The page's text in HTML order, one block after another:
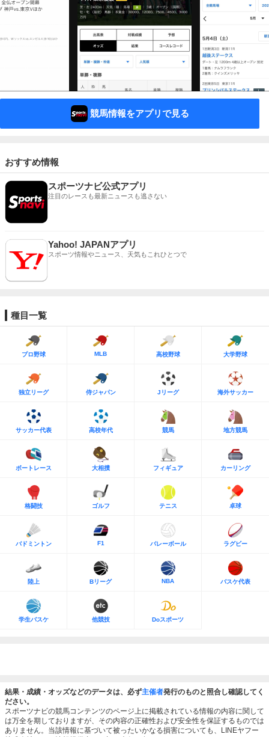
競馬情報をアプリで見る
おすすめ情報
スポーツナビ公式アプリ
注目のレースも最新ニュースも逃さない
Yahoo! JAPANアプリ
スポーツ情報やニュース、天気もこれひとつで
種目一覧
プロ野球 MLB 高校野球 大学野球
独立リーグ 侍ジャパン Jリーグ 海外サッカー
サッカー代表 高校年代 競馬 地方競馬
ボートレース 大相撲 フィギュア カーリング
格闘技 ゴルフ テニス 卓球
バドミントン F1 バレーボール ラグビー
陸上 Bリーグ NBA バスケ代表
学生バスケ 他競技 Doスポーツ
結果・成績・オッズなどのデータは、必ず主催者発行のものと照合し確認してく
ださい。
スポーツナビの競馬コンテンツのページ上に掲載されている情報の内容に関して
は万全を期しておりますが、その内容の正確性および安全性を保証するものでは
ありません。当該情報に基づいて被ったいかなる損害についても、LINEヤフー